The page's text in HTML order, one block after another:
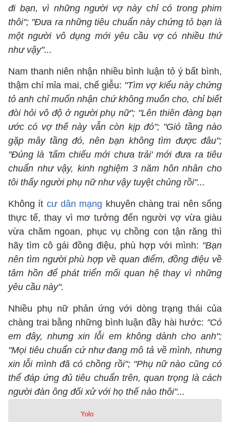
đi bạn, vì những người vợ này chỉ có trong phim
thôi"; "Đưa ra những tiêu chuẩn này chứng tỏ bạn là
một người vô dụng mới yêu cầu vợ có nhiều thứ
như vậy"...
Nam thanh niên nhận nhiều bình luận tỏ ý bất bình,
thậm chí mỉa mai, chế giễu: "Tìm vợ kiểu này chứng
tỏ anh chỉ muốn nhận chứ không muốn cho, chỉ biết
đòi hỏi vô độ ở người phụ nữ"; "Lên thiên đàng bạn
ước có vợ thế này vẫn còn kịp đó"; "Gió tầng nào
gặp mây tầng đó, nên bạn không tìm được đâu";
"Đúng là 'tấm chiếu mới chưa trải' mới đưa ra tiêu
chuẩn như vậy, kinh nghiệm 3 năm hôn nhân cho
tôi thấy người phụ nữ như vậy tuyệt chủng rồi"...
Không ít cư dân mạng khuyên chàng trai nên sống
thực tế, thay vì mơ tưởng đến người vợ vừa giàu
vừa chăm ngoan, phục vụ chồng con tận răng thì
hãy tìm cô gái đồng điệu, phù hợp với mình: "Bạn
nên tìm người phù hợp về quan điểm, đồng điệu về
tâm hồn để phát triển mối quan hệ thay vì những
yêu cầu này".
Nhiều phụ nữ phản ứng với dòng trạng thái của
chàng trai bằng những bình luận đầy hài hước: "Có
em đây, nhưng xin lỗi em không dành cho anh";
"Mọi tiêu chuẩn cứ như đang mô tả về mình, nhưng
xin lỗi mình đã có chồng rồi"; "Phụ nữ nào cũng có
thể đáp ứng đủ tiêu chuẩn trên, quan trọng là cách
người đàn ông đối xử với họ thế nào thôi"...
Yolo